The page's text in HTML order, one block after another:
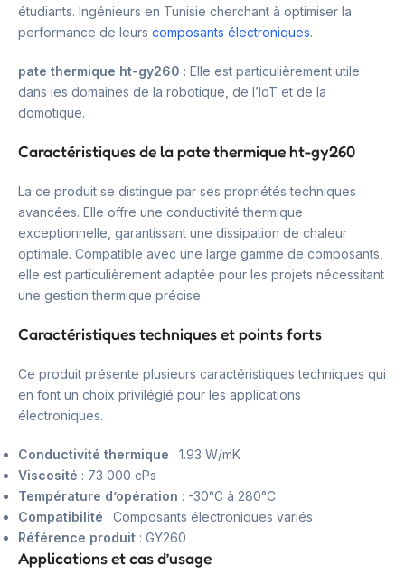
étudiants. Ingénieurs en Tunisie cherchant à optimiser la
performance de leurs composants électroniques.
pate thermique ht-gy260 : Elle est particulièrement utile
dans les domaines de la robotique, de l’IoT et de la
domotique.
Caractéristiques de la pate thermique ht-gy260
La ce produit se distingue par ses propriétés techniques
avancées. Elle offre une conductivité thermique
exceptionnelle, garantissant une dissipation de chaleur
optimale. Compatible avec une large gamme de composants,
elle est particulièrement adaptée pour les projets nécessitant
une gestion thermique précise.
Caractéristiques techniques et points forts
Ce produit présente plusieurs caractéristiques techniques qui
en font un choix privilégié pour les applications
électroniques.
Conductivité thermique : 1.93 W/mK
Viscosité : 73 000 cPs
Température d’opération : -30°C à 280°C
Compatibilité : Composants électroniques variés
Référence produit : GY260
Applications et cas d’usage